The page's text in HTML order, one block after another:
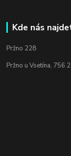
Kde nás
Pržno 228
Pržno u Vsetína, 756